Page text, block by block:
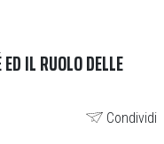
IL RUOLO DELLE
Condividi